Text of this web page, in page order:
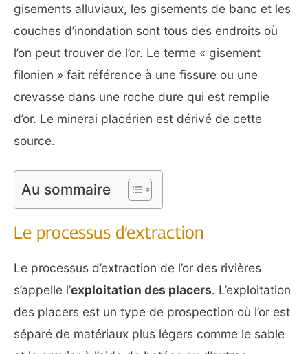
gisements alluviaux, les gisements de banc et les
couches d’inondation sont tous des endroits où
l’on peut trouver de l’or. Le terme « gisement
filonien » fait référence à une fissure ou une
crevasse dans une roche dure qui est remplie
d’or. Le minerai placérien est dérivé de cette
source.
Au sommaire
Le processus d’extraction
Le processus d’extraction de l’or des rivières
s’appelle l’exploitation des placers. L’exploitation
des placers est un type de prospection où l’or est
séparé de matériaux plus légers comme le sable